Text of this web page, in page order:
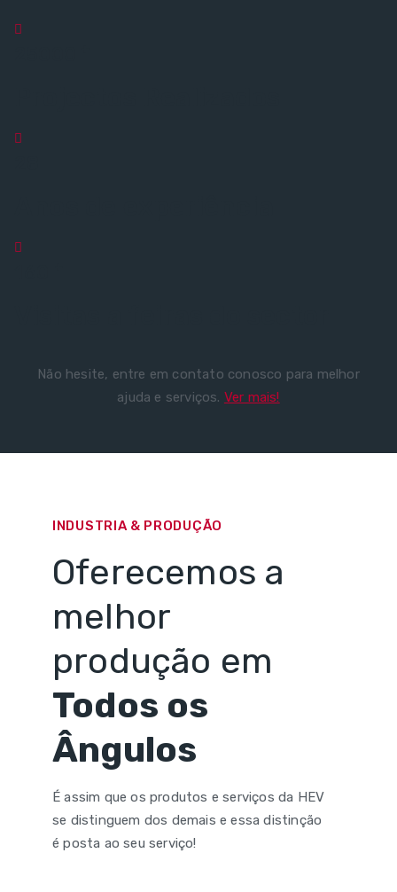
Não hesite, entre em contato conosco para melhor
ajuda e serviços. Ver mais!
INDUSTRIA & PRODUÇÃO
Oferecemos a
melhor
produção em
Todos os
Ângulos
É assim que os produtos e serviços da HEV
se distinguem dos demais e essa distinção
é posta ao seu serviço!